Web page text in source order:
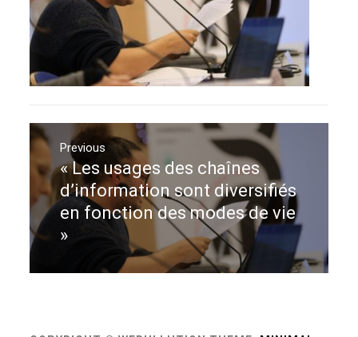
Navigation
de
l’article
Previous
Previous
post:
« Les usages des chaînes
d’information sont diversifiés
en fonction des modes de vie
»